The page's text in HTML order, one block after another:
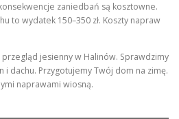
zaniedbań są kosztowne.
to wydatek 150–350 zł. Koszty napraw
jesienny w Halinów. Sprawdzimy
i dachu. Przygotujemy Twój dom na zimę.
naprawami wiosną.